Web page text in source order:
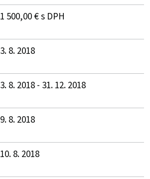
1 500,00 € s DPH
3. 8. 2018
3. 8. 2018 - 31. 12. 2018
9. 8. 2018
10. 8. 2018